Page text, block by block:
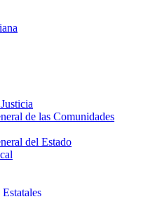
de las Comunidades
del Estado